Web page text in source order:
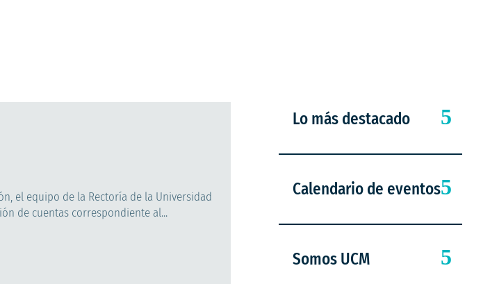
el equipo de la Rectoría de la Universidad
de cuentas correspondiente al...
Lo más destacado
Calendario de eventos
Somos UCM